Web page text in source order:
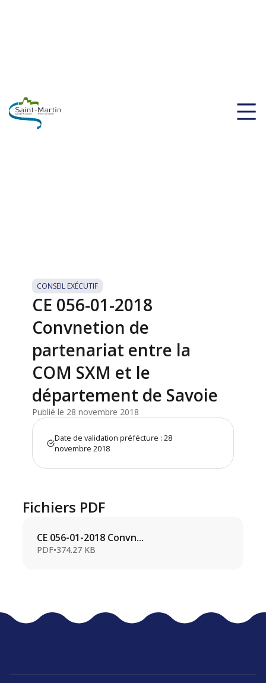
CONSEIL EXÉCUTIF
CE 056-01-2018
Convnetion de
partenariat entre la
COM SXM et le
département de Savoie
Publié le 28 novembre 2018
Date de validation préfécture : 28
novembre 2018
Fichiers PDF
CE 056-01-2018 Convn...
PDF•374.27 KB